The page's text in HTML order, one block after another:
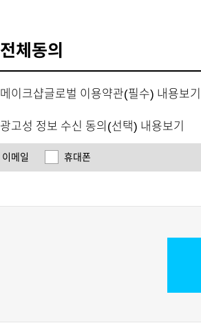
전체동의
메이크샵글로벌 이용약관(필수) 내용보기
광고성 정보 수신 동의(선택) 내용보기
이메일 휴대폰